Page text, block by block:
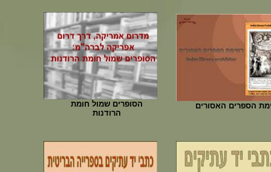
הסופרים שמול חומת
הרודנות
הספרים האסורים